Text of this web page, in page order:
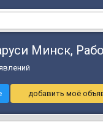
Минск,
добавить моё